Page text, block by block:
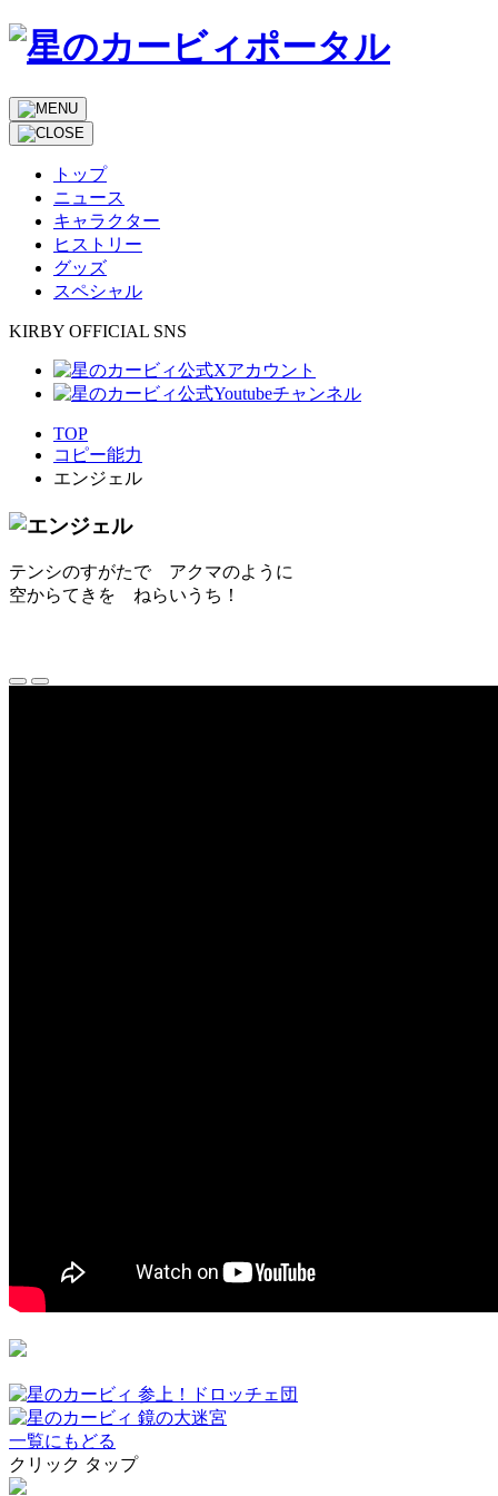
トップ
ニュース
キャラクター
ヒストリー
グッズ
スペシャル
KIRBY OFFICIAL SNS
TOP
コピー能力
エンジェル
テンシのすがたで アクマのように
空からてきを ねらいうち！
一覧にもどる
クリック タップ